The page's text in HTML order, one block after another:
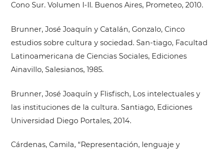
Cono Sur. Volumen I-II. Buenos Aires, Prometeo, 2010.
Brunner, José Joaquín y Catalán, Gonzalo, Cinco
estudios sobre cultura y sociedad. San-tiago, Facultad
Latinoamericana de Ciencias Sociales, Ediciones
Ainavillo, Salesianos, 1985.
Brunner, José Joaquín y Flisfisch, Los intelectuales y
las instituciones de la cultura. Santiago, Ediciones
Universidad Diego Portales, 2014.
Cárdenas, Camila, “Representación, lenguaje y